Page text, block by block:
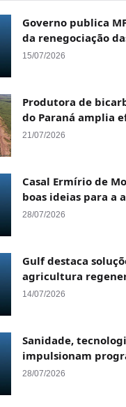
Governo publica
da renegociação
15/07/2026
Produtora de
do Paraná amplia
21/07/2026
Casal Ermírio de
boas ideias para a
28/07/2026
Gulf destaca
agricultura
14/07/2026
Sanidade,
impulsionam
28/07/2026